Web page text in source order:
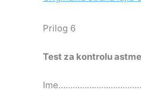
Prilog 6
Test za kontrolu